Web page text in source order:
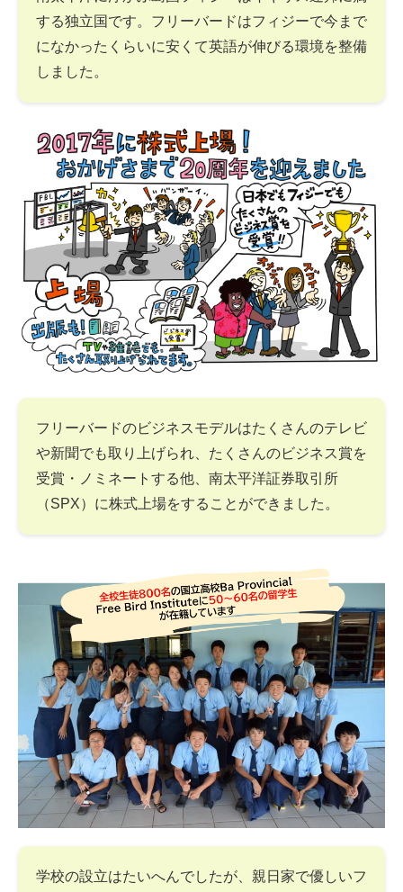
する独立国です。フリーバードはフィジーで今まで
になかったくらいに安くて英語が伸びる環境を整備
しました。
フリーバードのビジネスモデルはたくさんのテレビ
や新聞でも取り上げられ、たくさんのビジネス賞を
受賞・ノミネートする他、南太平洋証券取引所
（SPX）に株式上場をすることができました。
学校の設立はたいへんでしたが、親日家で優しいフ